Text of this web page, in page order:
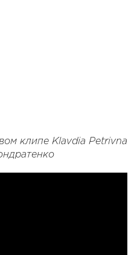
клипе Klavdia Petrivna